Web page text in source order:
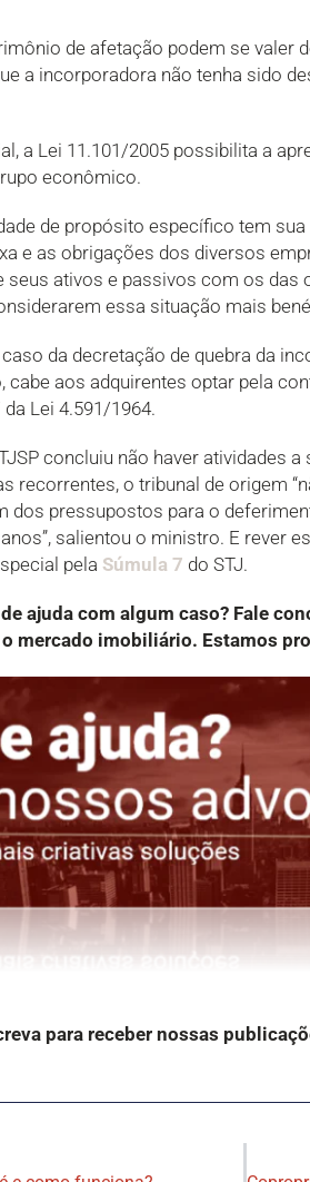
de afetação podem se valer
a incorporadora não tenha sido
a Lei 11.101/2005 possibilita a
econômico.
de propósito específico tem
e as obrigações dos diversos
seus ativos e passivos com os
essa situação mais
da decretação de quebra da
aos adquirentes optar pela
Lei 4.591/1964.
concluiu não haver atividades
recorrentes, o tribunal de origem
dos pressupostos para o
salientou o ministro. E rever
pela Súmula 7 do STJ.
ajuda com algum caso? Fale
mercado imobiliário. Estamos
para receber nossas